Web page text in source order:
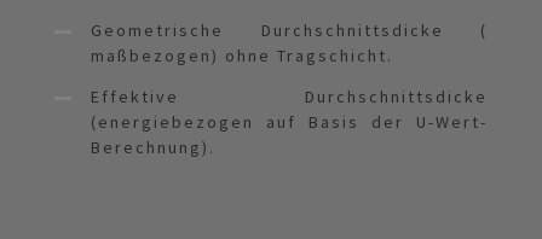
Geometrische Durchschnittsdicke (
maßbezogen) ohne Tragschicht.
Effektive Durchschnittsdicke
(energiebezogen auf Basis der U-Wert-
Berechnung).